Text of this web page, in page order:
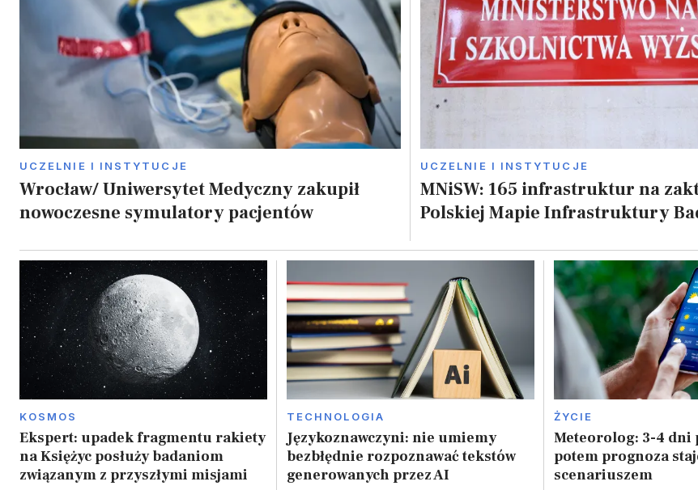
UCZELNIE I INSTYTUCJE
Wrocław/ Uniwersytet Medyczny zakupił
nowoczesne symulatory pacjentów
UCZELNIE I INSTYTUCJE
MNiSW: 165 infrastruktur na
Polskiej Mapie Infrastruktury
KOSMOS
Ekspert: upadek fragmentu rakiety
na Księżyc posłuży badaniom
związanym z przyszłymi misjami
TECHNOLOGIA
Językoznawczyni: nie umiemy
bezbłędnie rozpoznawać tekstów
generowanych przez AI
ŻYCIE
Meteorolog: 3-4 dni
potem prognoza
scenariuszem